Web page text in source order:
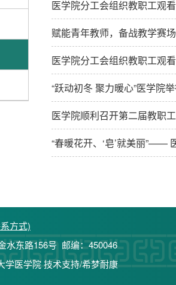
医学院分工会组织教职工观
赋能青年教师，备战教学赛
医学院分工会组织教职工观
“跃动初冬 聚力暖心”医学院
医学院顺利召开第二届教职
“春暖花开、‘皂’就美丽”——
方式)
水东路156号 邮编：450046
学医学院 技术支持/希梦耐康